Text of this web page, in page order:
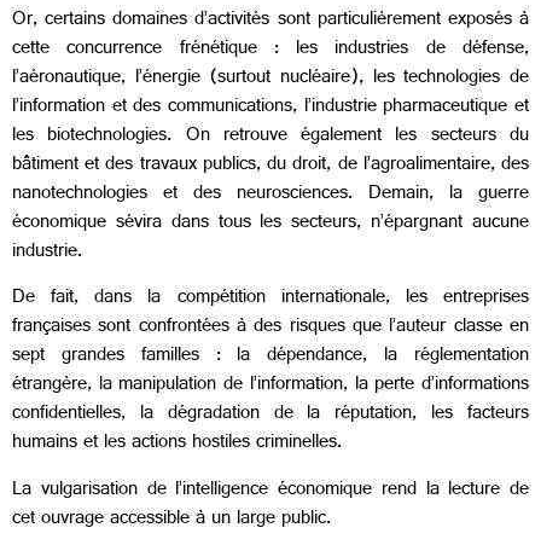
Or, certains domaines d’activités sont particulièrement exposés à
cette concurrence frénétique : les industries de défense,
l’aéronautique, l’énergie (surtout nucléaire), les technologies de
l’information et des communications, l’industrie pharmaceutique et
les biotechnologies. On retrouve également les secteurs du
bâtiment et des travaux publics, du droit, de l’agroalimentaire, des
nanotechnologies et des neurosciences. Demain, la guerre
économique sévira dans tous les secteurs, n’épargnant aucune
industrie.
De fait, dans la compétition internationale, les entreprises
françaises sont confrontées à des risques que l’auteur classe en
sept grandes familles : la dépendance, la réglementation
étrangère, la manipulation de l’information, la perte d’informations
confidentielles, la dégradation de la réputation, les facteurs
humains et les actions hostiles criminelles.
La vulgarisation de l’intelligence économique rend la lecture de
cet ouvrage accessible à un large public.